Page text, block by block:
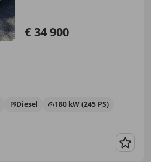
€ 34 900
Diesel 180 kW (245 PS)